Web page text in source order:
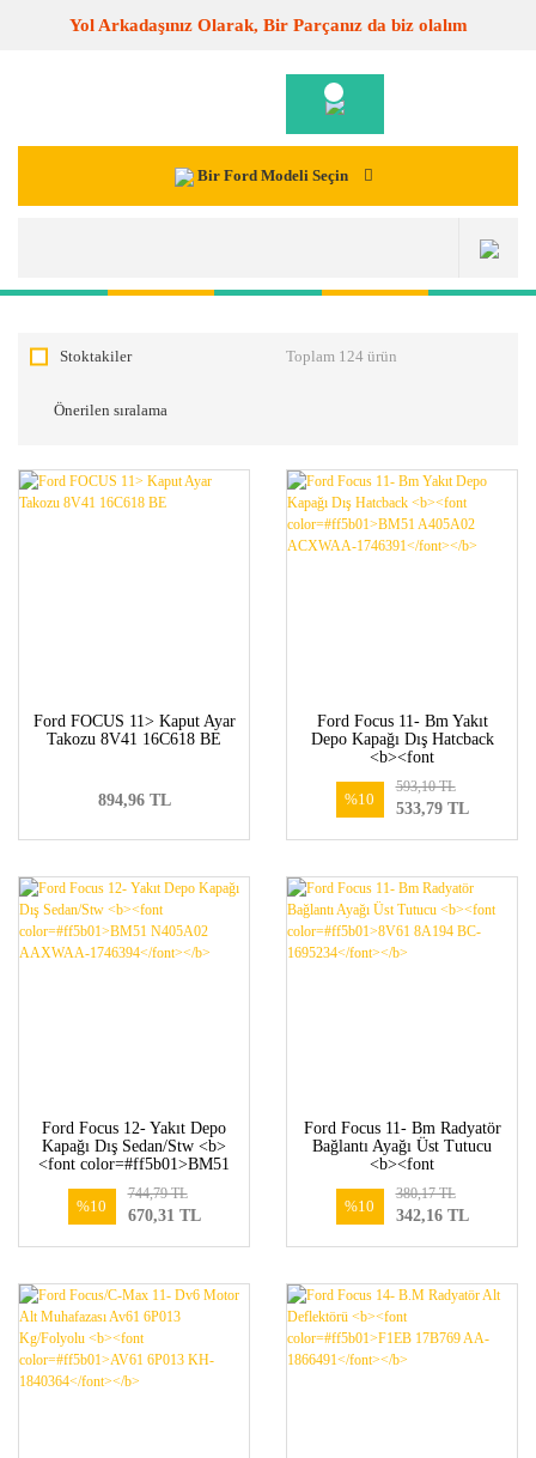
Yol Arkadaşınız Olarak, Bir Parçanız da biz olalım
Bir Ford Modeli Seçin
Stoktakiler Toplam 124 ürün
Ford FOCUS 11> Kaput Ayar
Takozu 8V41 16C618 BE
894,96 TL
Ford Focus 11- Bm Yakıt
Depo Kapağı Dış Hatcback
<b><font
A405A02 ACXWAA-
1746391</font></b>
%10
533,79 TL
593,10 TL
Ford Focus 12- Yakıt Depo
Kapağı Dış Sedan/Stw <b>
<font color=#ff5b01>BM51
1746394</font></b>
%10
670,31 TL
744,79 TL
Ford Focus 11- Bm Radyatör
Bağlantı Ayağı Üst Tutucu
<b><font
BC-1695234</font></b>
%10
342,16 TL
380,17 TL